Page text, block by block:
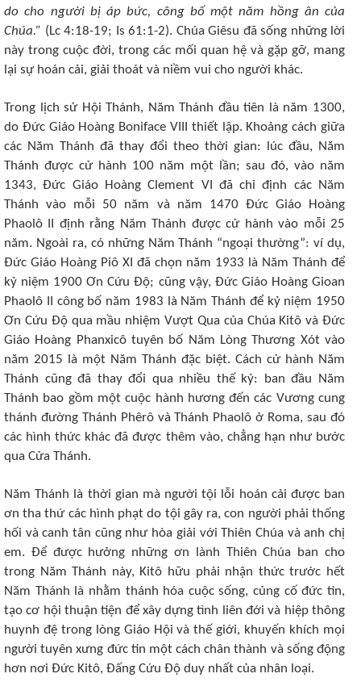
do cho người bị áp bức, công bố một năm hồng ân của
Chúa.” (Lc 4:18-19; Is 61:1-2). Chúa Giêsu đã sống những lời
này trong cuộc đời, trong các mối quan hệ và gặp gỡ, mang
lại sự hoán cải, giải thoát và niềm vui cho người khác.
Trong lịch sử Hội Thánh, Năm Thánh đầu tiên là năm 1300,
do Đức Giáo Hoàng Boniface VIII thiết lập. Khoảng cách giữa
các Năm Thánh đã thay đổi theo thời gian: lúc đầu, Năm
Thánh được cử hành 100 năm một lần; sau đó, vào năm
1343, Đức Giáo Hoàng Clement VI đã chỉ định các Năm
Thánh vào mỗi 50 năm và năm 1470 Đức Giáo Hoàng
Phaolô II định rằng Năm Thánh được cử hành vào mỗi 25
năm. Ngoài ra, có những Năm Thánh “ngoại thường”: ví dụ,
Đức Giáo Hoàng Piô XI đã chọn năm 1933 là Năm Thánh để
kỷ niệm 1900 Ơn Cứu Độ; cũng vậy, Đức Giáo Hoàng Gioan
Phaolô II công bố năm 1983 là Năm Thánh để kỷ niệm 1950
Ơn Cứu Độ qua mầu nhiệm Vượt Qua của Chúa Kitô và Đức
Giáo Hoàng Phanxicô tuyên bố Năm Lòng Thương Xót vào
năm 2015 là một Năm Thánh đặc biệt. Cách cử hành Năm
Thánh cũng đã thay đổi qua nhiều thế kỷ: ban đầu Năm
Thánh bao gồm một cuộc hành hương đến các Vương cung
thánh đường Thánh Phêrô và Thánh Phaolô ở Roma, sau đó
các hình thức khác đã được thêm vào, chẳng hạn như bước
qua Cửa Thánh.
Năm Thánh là thời gian mà người tội lỗi hoán cải được ban
ơn tha thứ các hình phạt do tội gây ra, con người phải thống
hối và canh tân cũng như hòa giải với Thiên Chúa và anh chị
em. Ðể được hưởng những ơn lành Thiên Chúa ban cho
trong Năm Thánh này, Kitô hữu phải nhận thức trước hết
Năm Thánh là nhằm thánh hóa cuộc sống, củng cố đức tin,
tạo cơ hội thuận tiện để xây dựng tình liên đới và hiệp thông
huynh đệ trong lòng Giáo Hội và thế giới, khuyến khích mọi
người tuyên xưng đức tin một cách chân thành và sống động
hơn nơi Ðức Kitô, Ðấng Cứu Ðộ duy nhất của nhân loại.